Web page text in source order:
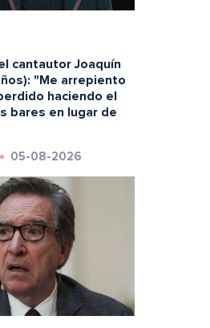
cantautor Joaquín
"Me arrepiento
haciendo el
bares en lugar de
05-08-2026